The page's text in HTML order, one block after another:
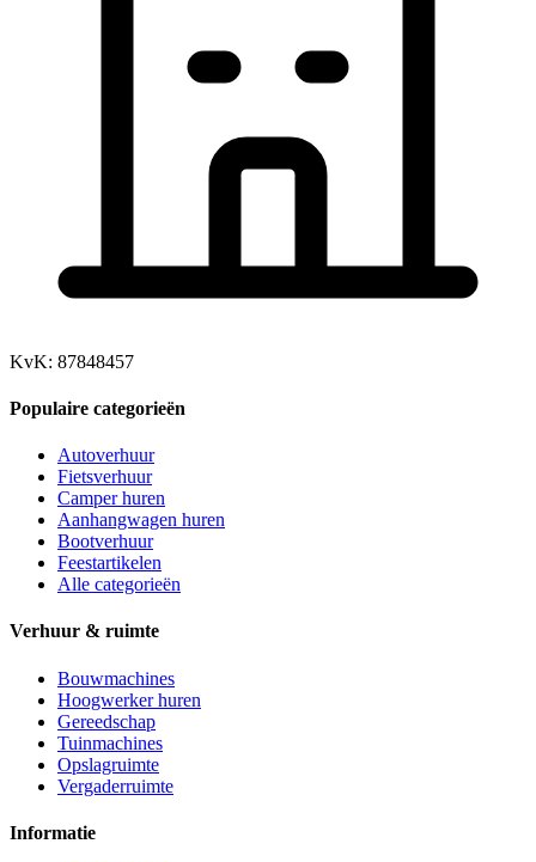
KvK: 87848457
Populaire categorieën
Autoverhuur
Fietsverhuur
Camper huren
Aanhangwagen huren
Bootverhuur
Feestartikelen
Alle categorieën
Verhuur & ruimte
Bouwmachines
Hoogwerker huren
Gereedschap
Tuinmachines
Opslagruimte
Vergaderruimte
Informatie